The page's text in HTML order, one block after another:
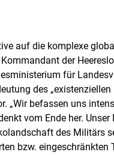
auf die komplexe
Kommandant der
für
des
„Wir befassen uns
vom Ende her. Unser
des Militärs
bzw. eingeschränkten